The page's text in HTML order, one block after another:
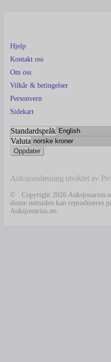
Hjelp
Kontakt oss
Om oss
Vilkår & betingelser
Personvern
Sidekart
Standardspråk
Valuta
Auksjonsløsning utviklet av
© Copyright 2026
denne nettsiden kan reproduseres
Auksjonarius.no.